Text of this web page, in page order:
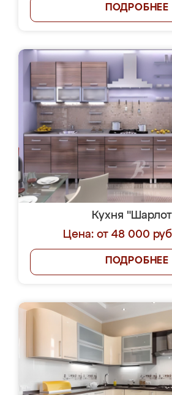
ПОДРОБНЕЕ
Кухня
Цена: от 48 000
ПОДРОБНЕЕ